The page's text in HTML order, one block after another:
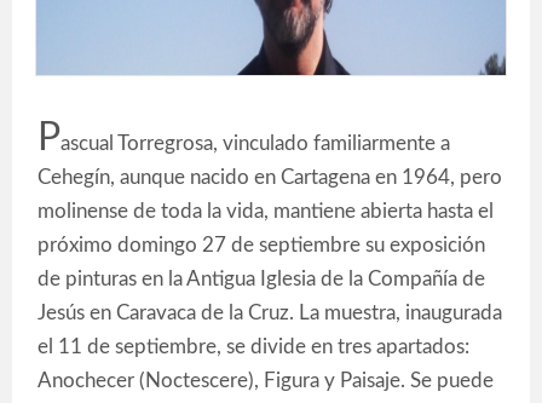
Pascual Torregrosa, vinculado familiarmente a
Cehegín, aunque nacido en Cartagena en 1964, pero
molinense de toda la vida, mantiene abierta hasta el
próximo domingo 27 de septiembre su exposición
de pinturas en la Antigua Iglesia de la Compañía de
Jesús en Caravaca de la Cruz. La muestra, inaugurada
el 11 de septiembre, se divide en tres apartados:
Anochecer (Noctescere), Figura y Paisaje. Se puede